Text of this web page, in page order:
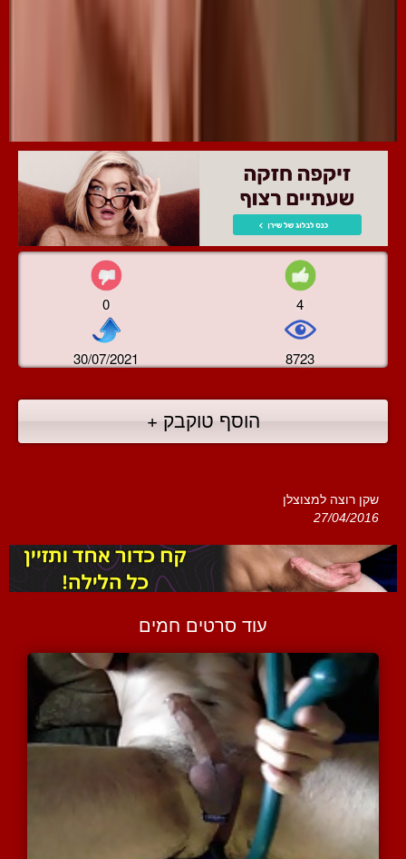
0 4
30/07/2021 8723
הוסף טוקבק +
שקן רוצה למצוצלן
27/04/2016
עוד סרטים חמים